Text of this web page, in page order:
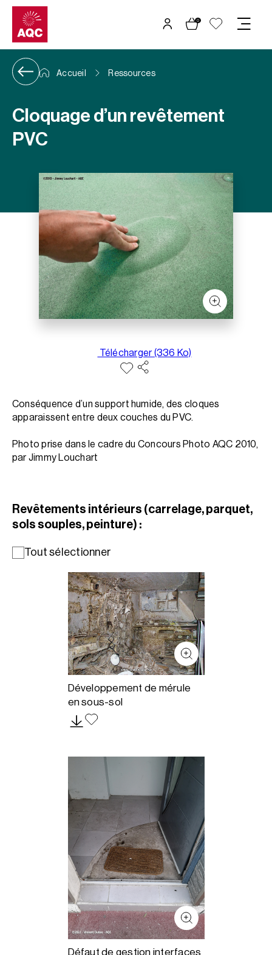
Panneau de gestion des cookies
0
Accueil Ressources
Cloquage d’un revêtement
PVC
Télécharger (336 Ko)
Conséquence d’un support humide, des cloques
apparaissent entre deux couches du PVC.
Photo prise dans le cadre du Concours Photo AQC 2010,
par Jimmy Louchart
Revêtements intérieurs (carrelage, parquet,
sols souples, peinture) :
Tout sélectionner
Développement de mérule
en sous-sol
Défaut de gestion interfaces